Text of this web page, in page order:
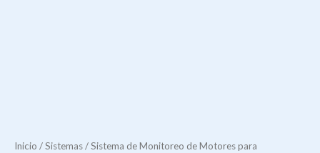
Inicio /Sistemas/ Sistema de Monitoreo de Motores para